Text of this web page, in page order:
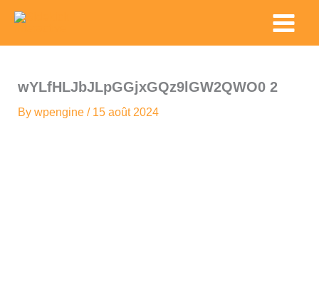
content
Main
Menu
wYLfHLJbJLpGGjxGQz9lGW2QWO0 2
By wpengine / 15 août 2024